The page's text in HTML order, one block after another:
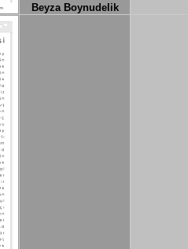
Beyza Boynudelik